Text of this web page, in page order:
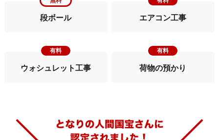
段ボール エアコン工事
有料
ウォシュレット工事
有料
荷物の預かり